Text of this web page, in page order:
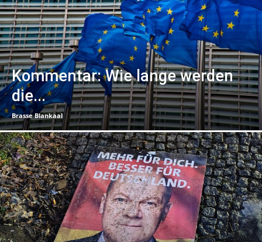
Kommentar: Wie lange werden
die...
Brasse Blankaal